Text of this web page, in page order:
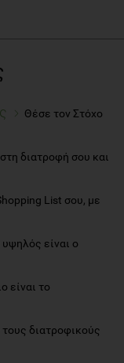
Θέσε τον Στόχο
διατροφή σου και
List σου, με
είναι ο
είναι το
διατροφικούς